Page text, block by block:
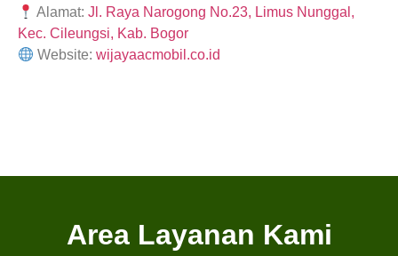
Alamat:Jl. Raya Narogong No.23, Limus Nunggal,
Kec. Cileungsi, Kab. Bogor
Website:wijayaacmobil.co.id
Area Layanan Kami